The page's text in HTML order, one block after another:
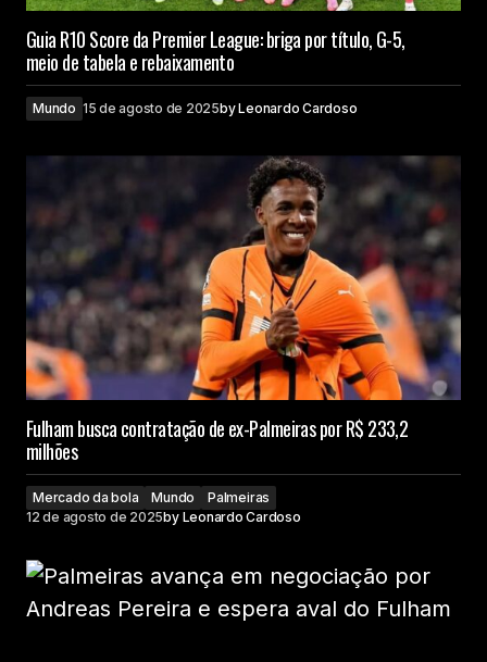
Guia R10 Score da Premier League: briga por título, G-5,
meio de tabela e rebaixamento
Mundo 15 de agosto de 2025byLeonardo Cardoso
Fulham busca contratação de ex-Palmeiras por R$ 233,2
milhões
Mercado da bola Mundo
Palmeiras
12 de agosto de 2025by Leonardo Cardoso